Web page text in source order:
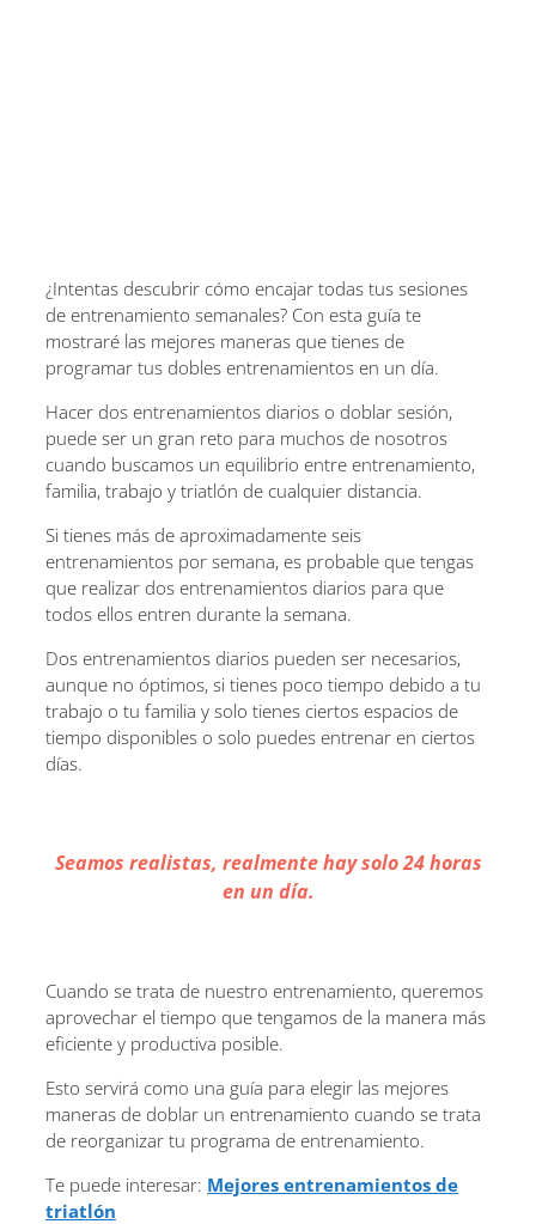
¿Intentas descubrir cómo encajar todas tus sesiones
de entrenamiento semanales? Con esta guía te
mostraré las mejores maneras que tienes de
programar tus dobles entrenamientos en un día.
Hacer dos entrenamientos diarios o doblar sesión,
puede ser un gran reto para muchos de nosotros
cuando buscamos un equilibrio entre entrenamiento,
familia, trabajo y triatlón de cualquier distancia.
Si tienes más de aproximadamente seis
entrenamientos por semana, es probable que tengas
que realizar dos entrenamientos diarios para que
todos ellos entren durante la semana.
Dos entrenamientos diarios pueden ser necesarios,
aunque no óptimos, si tienes poco tiempo debido a tu
trabajo o tu familia y solo tienes ciertos espacios de
tiempo disponibles o solo puedes entrenar en ciertos
días.
Seamos realistas, realmente hay solo 24 horas
en un día.
Cuando se trata de nuestro entrenamiento, queremos
aprovechar el tiempo que tengamos de la manera más
eficiente y productiva posible.
Esto servirá como una guía para elegir las mejores
maneras de doblar un entrenamiento cuando se trata
de reorganizar tu programa de entrenamiento.
Te puede interesar: Mejores entrenamientos de
triatlón